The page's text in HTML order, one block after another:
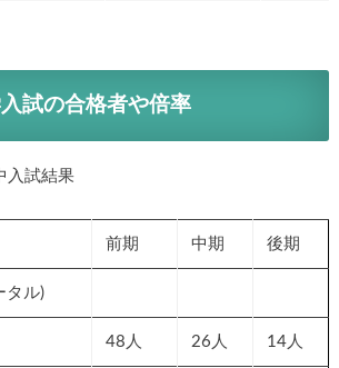
試の合格者や倍率
入試結果
前期 中期 後期
タル)
48人 26人 14人